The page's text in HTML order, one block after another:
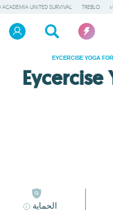
TREBLO
ACADEMIA UNITED SURVIVAL
EYCERCISE YOGA
Eycercise
الحماية